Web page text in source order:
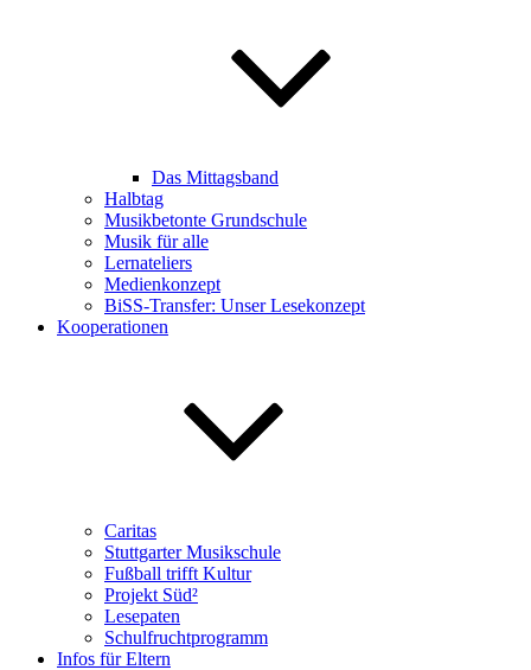
Das Mittagsband
Halbtag
Musikbetonte Grundschule
Musik für alle
Lernateliers
Medienkonzept
BiSS-Transfer: Unser Lesekonzept
Kooperationen
Caritas
Stuttgarter Musikschule
Fußball trifft Kultur
Projekt Süd²
Lesepaten
Schulfruchtprogramm
Infos für Eltern